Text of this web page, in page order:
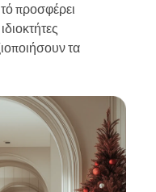
προσφέρει
τα